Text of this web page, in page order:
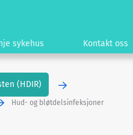
sykehus Kontakt oss
(HDIR)
Hud- og bløtdelsinfeksjoner